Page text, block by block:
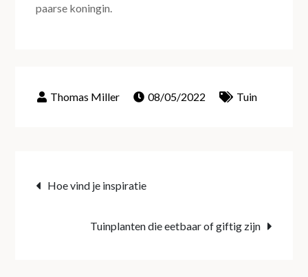
paarse koningin.
08/05/2022 Tuin
Post
navigation
Hoe vind je inspiratie
Tuinplanten die eetbaar of giftig zijn